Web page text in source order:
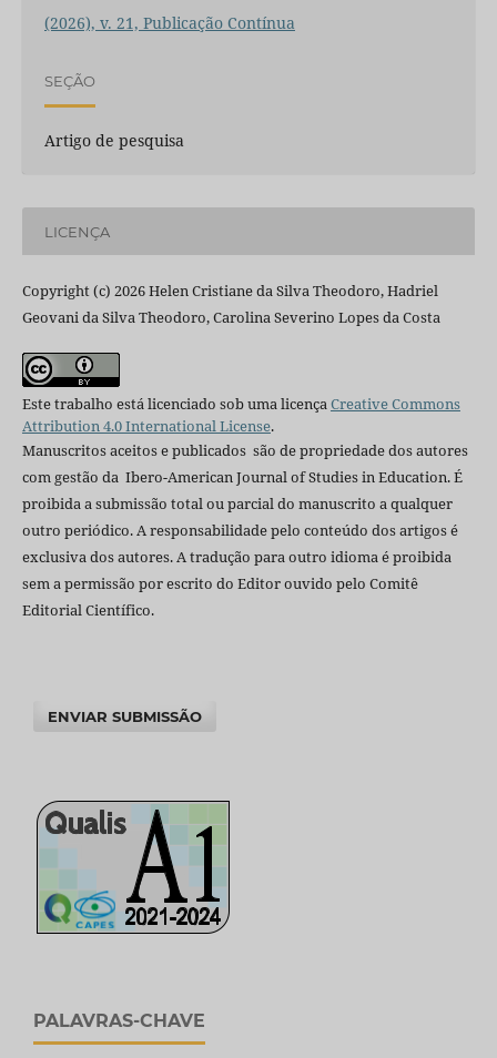
(2026), v. 21, Publicação Contínua
SEÇÃO
Artigo de pesquisa
LICENÇA
Copyright (c) 2026 Helen Cristiane da Silva Theodoro, Hadriel
Geovani da Silva Theodoro, Carolina Severino Lopes da Costa
Este trabalho está licenciado sob uma licençaCreative Commons
Attribution 4.0 International License.
Manuscritos aceitos e publicados são de propriedade dos autores
com gestão da Ibero-American Journal of Studies in Education. É
proibida a submissão total ou parcial do manuscrito a qualquer
outro periódico. A responsabilidade pelo conteúdo dos artigos é
exclusiva dos autores. A tradução para outro idioma é proibida
sem a permissão por escrito do Editor ouvido pelo Comitê
Editorial Científico.
ENVIAR SUBMISSÃO
PALAVRAS-CHAVE